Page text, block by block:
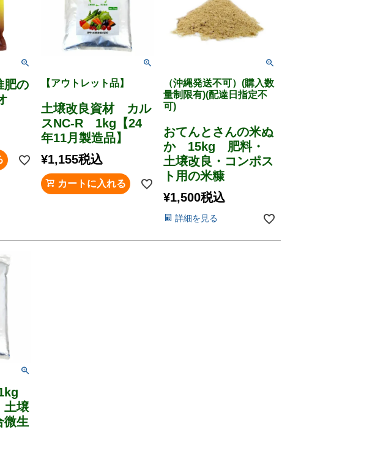
肥の
【アウトレット品】
土壌改良資材 カル
スNC-R 1kg【24
年11月製造品】
¥1,155税込
カートに入れる
（沖縄発送不可）(購入数
量制限有)(配達日指定不
可)
おてんとさんの米ぬ
か 15kg 肥料・
土壌改良・コンポス
ト用の米糠
¥1,500税込
詳細を見る
土壌
微生